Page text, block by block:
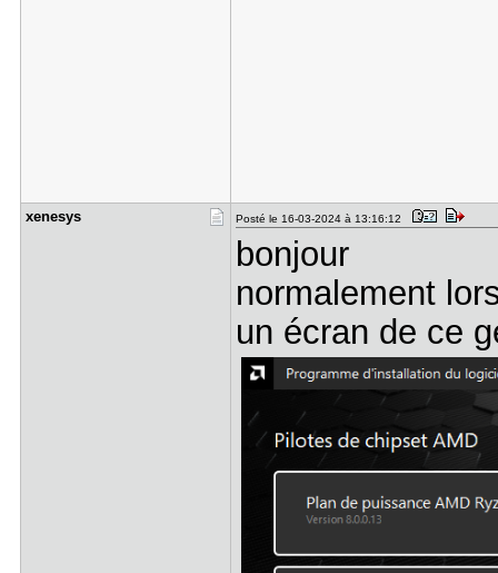
xenesys Posté le 16-03-2024 à 13:16:12
bonjour
normalement
un écran de ce